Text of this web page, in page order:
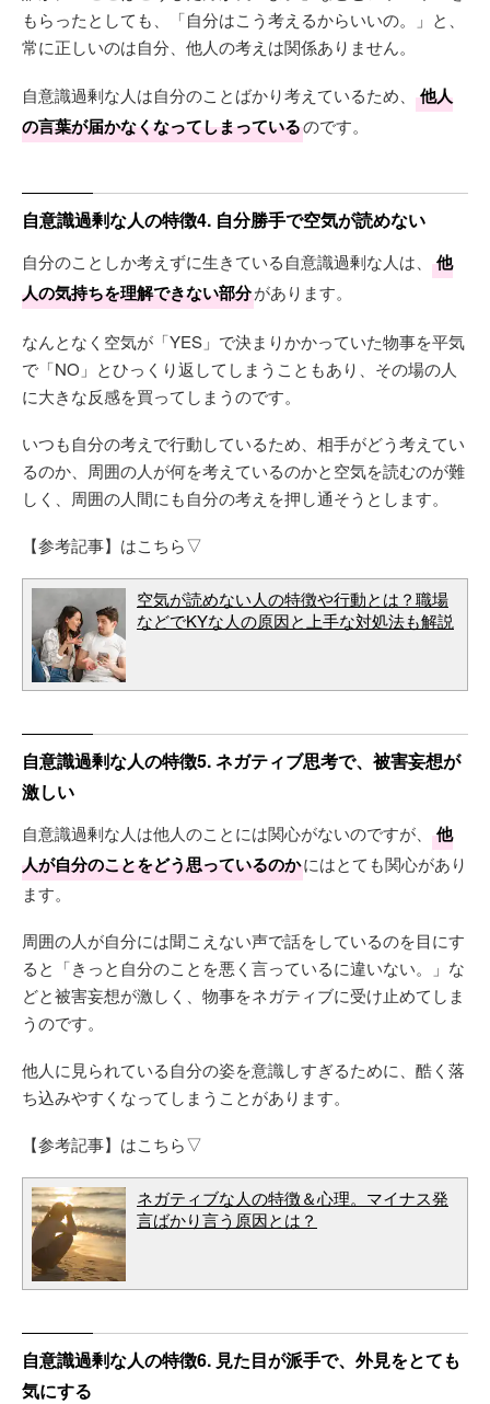
もらったとしても、「自分はこう考えるからいいの。」と、
常に正しいのは自分、他人の考えは関係ありません。
自意識過剰な人は自分のことばかり考えているため、
他人
の言葉が届かなくなってしまっているのです。
自意識過剰な人の特徴4. 自分勝手で空気が読めない
自分のことしか考えずに生きている自意識過剰な人は、
他
人の気持ちを理解できない部分があります。
なんとなく空気が「YES」で決まりかかっていた物事を平気
で「NO」とひっくり返してしまうこともあり、その場の人
に大きな反感を買ってしまうのです。
いつも自分の考えで行動しているため、相手がどう考えてい
るのか、周囲の人が何を考えているのかと空気を読むのが難
しく、周囲の人間にも自分の考えを押し通そうとします。
【参考記事】はこちら▽
空気が読めない人の特徴や行動とは？職場
などでKYな人の原因と上手な対処法も解説
自意識過剰な人の特徴5. ネガティブ思考で、被害妄想が
激しい
自意識過剰な人は他人のことには関心がないのですが、
他
人が自分のことをどう思っているのかにはとても関心があり
ます。
周囲の人が自分には聞こえない声で話をしているのを目にす
ると「きっと自分のことを悪く言っているに違いない。」な
どと被害妄想が激しく、物事をネガティブに受け止めてしま
うのです。
他人に見られている自分の姿を意識しすぎるために、酷く落
ち込みやすくなってしまうことがあります。
【参考記事】はこちら▽
ネガティブな人の特徴＆心理。マイナス発
言ばかり言う原因とは？
自意識過剰な人の特徴6. 見た目が派手で、外見をとても
気にする